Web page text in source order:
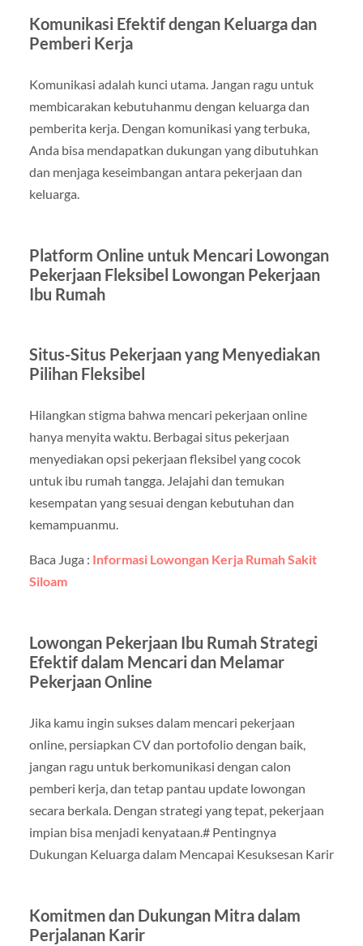
Komunikasi Efektif dengan Keluarga dan
Pemberi Kerja
Komunikasi adalah kunci utama. Jangan ragu untuk
membicarakan kebutuhanmu dengan keluarga dan
pemberita kerja. Dengan komunikasi yang terbuka,
Anda bisa mendapatkan dukungan yang dibutuhkan
dan menjaga keseimbangan antara pekerjaan dan
keluarga.
Platform Online untuk Mencari Lowongan
Pekerjaan Fleksibel Lowongan Pekerjaan
Ibu Rumah
Situs-Situs Pekerjaan yang Menyediakan
Pilihan Fleksibel
Hilangkan stigma bahwa mencari pekerjaan online
hanya menyita waktu. Berbagai situs pekerjaan
menyediakan opsi pekerjaan fleksibel yang cocok
untuk ibu rumah tangga. Jelajahi dan temukan
kesempatan yang sesuai dengan kebutuhan dan
kemampuanmu.
Baca Juga : Informasi Lowongan Kerja Rumah Sakit
Siloam
Lowongan Pekerjaan Ibu Rumah Strategi
Efektif dalam Mencari dan Melamar
Pekerjaan Online
Jika kamu ingin sukses dalam mencari pekerjaan
online, persiapkan CV dan portofolio dengan baik,
jangan ragu untuk berkomunikasi dengan calon
pemberi kerja, dan tetap pantau update lowongan
secara berkala. Dengan strategi yang tepat, pekerjaan
impian bisa menjadi kenyataan.# Pentingnya
Dukungan Keluarga dalam Mencapai Kesuksesan Karir
Komitmen dan Dukungan Mitra dalam
Perjalanan Karir